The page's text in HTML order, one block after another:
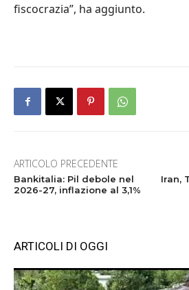
fiscocrazia”, ha aggiunto.
ARTICOLO PRECEDENTE
Bankitalia: Pil debole nel
2026-27, inflazione al 3,1%
Iran,
ARTICOLI DI OGGI